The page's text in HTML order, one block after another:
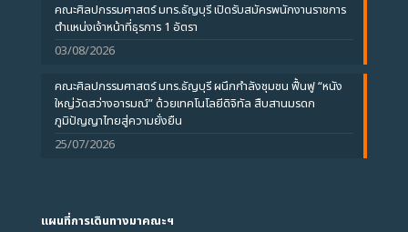
คณะศิลปกรรมศาสตร์ มทร.ธัญบุรี เปิดรับสมัครพนักงานราชการ
ตำแหน่งเจ้าหน้าที่ธุรการ 1 อัตรา
03/08/2026
คณะศิลปกรรมศาสตร์ มทร.ธัญบุรี ผนึกกำลังชุมชน ฟื้นฟู “หนัง
ใหญ่วัดสว่างอารมณ์” ด้วยเทคโนโลยีดิจิทัล สืบสานมรดก
ภูมิปัญญาไทยสู่ความยั่งยืน
25/07/2026
แผนที่การเดินทางมาคณะฯ